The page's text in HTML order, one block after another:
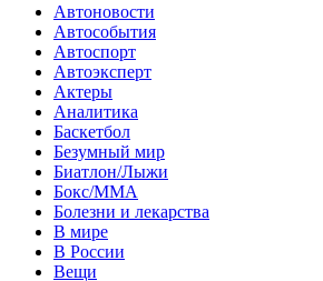
Автоновости
Автособытия
Автоспорт
Автоэксперт
Актеры
Аналитика
Баскетбол
Безумный мир
Биатлон/Лыжи
Бокс/MMA
Болезни и лекарства
В мире
В России
Вещи